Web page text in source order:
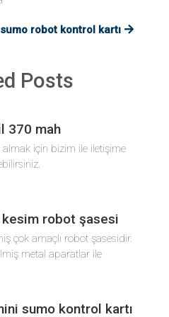
robot kontrol kartı
Posts
370 mah
için bizim ile iletişime
robot şasesi
çok amaçlı robot şasesidir.
metal aparatlar ile
sumo kontrol kartı